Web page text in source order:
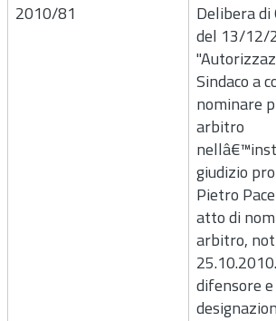
2010/81
Delibera di
del 13/12/
Sindaco a
nominare
arbitro
giudizio
Pietro
atto di
arbitro,
difensore e